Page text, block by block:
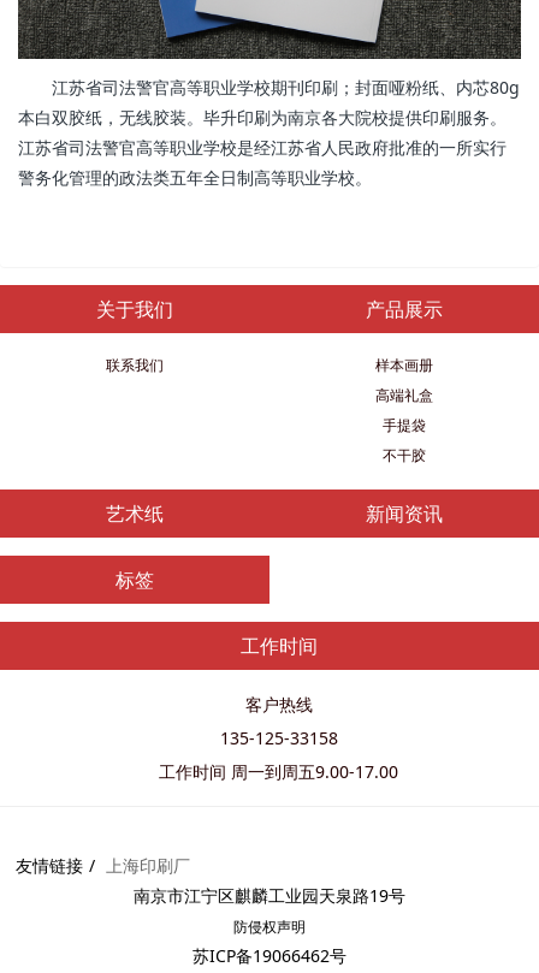
江苏省司法警官高等职业学校期刊印刷；封面哑粉纸、内芯80g
本白双胶纸，无线胶装。毕升印刷为南京各大院校提供印刷服务。
江苏省司法警官高等职业学校是经江苏省人民政府批准的一所实行
警务化管理的政法类五年全日制高等职业学校。
关于我们
联系我们
产品展示
样本画册
高端礼盒
手提袋
不干胶
艺术纸 新闻资讯
标签
工作时间
客户热线
135-125-33158
工作时间 周一到周五9.00-17.00
友情链接
上海印刷厂
南京市江宁区麒麟工业园天泉路19号
防侵权声明
苏ICP备19066462号